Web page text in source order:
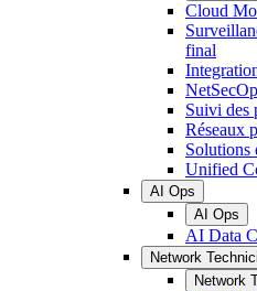
Cloud
final
Suivi des
Réseaux
Solutions
Unified
AI Ops
AI Ops
AI Data
Network
Network